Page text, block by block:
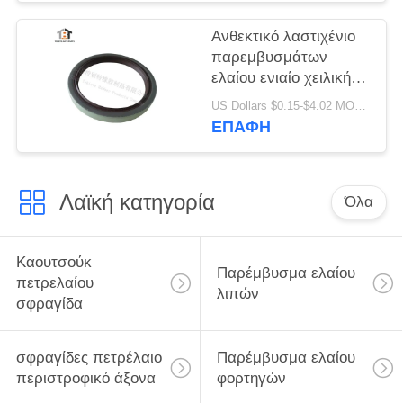
εσωτερικό
περιστροφικό
παρέμβυσμα ελαίου
Ανθεκτικό λαστιχένιο
παρεμβυσμάτων
ελαίου ενιαίο χειλικής
φυματίωσης τύπων
ποιοτικό υλικό
US Dollars $0.15-$4.02 MOQ:20pcs
ΕΠΑΦΉ
Λαϊκή κατηγορία Όλα
Καουτσούκ
πετρελαίου
σφραγίδα
Παρέμβυσμα ελαίου
λιπών
σφραγίδες πετρέλαιο
περιστροφικό άξονα
Παρέμβυσμα ελαίου
φορτηγών